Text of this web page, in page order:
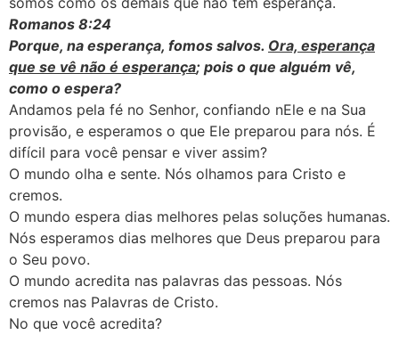
Romanos 8:24
Porque, na esperança, fomos salvos. Ora, esperança
que se vê não é esperança; pois o que alguém vê,
como o espera?
Andamos pela fé no Senhor, confiando nEle e na Sua
provisão, e esperamos o que Ele preparou para nós. É
difícil para você pensar e viver assim?
O mundo olha e sente. Nós olhamos para Cristo e
cremos.
O mundo espera dias melhores pelas soluções humanas.
Nós esperamos dias melhores que Deus preparou para
o Seu povo.
O mundo acredita nas palavras das pessoas. Nós
cremos nas Palavras de Cristo.
No que você acredita?